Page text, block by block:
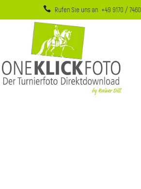
Rufen Sie uns an +49 9170 / 7460